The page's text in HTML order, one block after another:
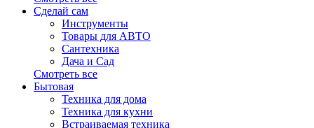
Сделай сам
Инструменты
Товары для АВТО
Сантехника
Дача и Сад
Смотреть все
Бытовая
Техника для дома
Техника для кухни
Встраиваемая техника